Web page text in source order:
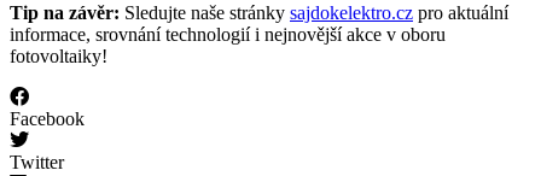
Tip na závěr: Sledujte naše stránky sajdokelektro.cz pro aktuální
informace, srovnání technologií i nejnovější akce v oboru
fotovoltaiky!
Facebook
Twitter